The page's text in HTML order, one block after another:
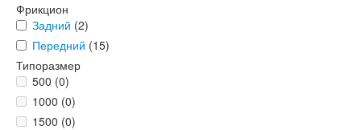
Фрикцион
Задний (2)
Передний (15)
Типоразмер
500 (0)
1000 (0)
1500 (0)